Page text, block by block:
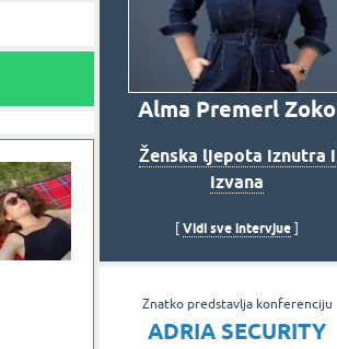
Alma Premerl Zoko
Ženska ljepota iznutra i
izvana
Vidi sve intervjue
Znatko predstavlja konferenciju
ADRIA SECURITY